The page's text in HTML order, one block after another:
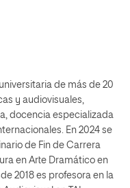
de más de 20
y audiovisuales,
docencia especializada
En 2024 se
de Fin de Carrera
en Arte Dramático en
2018 es profesora en la